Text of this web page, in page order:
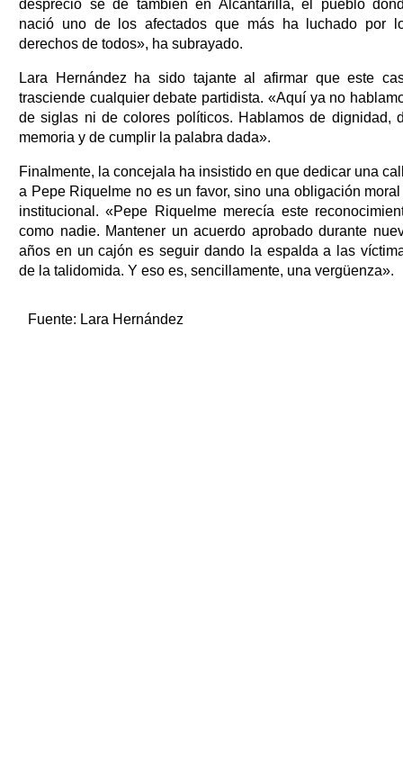
desprecio se dé también en Alcantarilla, el pueblo
nació uno de los afectados que más ha luchado por
derechos de todos», ha subrayado.
Lara Hernández ha sido tajante al afirmar que este
trasciende cualquier debate partidista. «Aquí ya no
de siglas ni de colores políticos. Hablamos de dignidad,
memoria y de cumplir la palabra dada».
Finalmente, la concejala ha insistido en que dedicar una
a Pepe Riquelme no es un favor, sino una obligación
institucional. «Pepe Riquelme merecía este
como nadie. Mantener un acuerdo aprobado durante
años en un cajón es seguir dando la espalda a las
de la talidomida. Y eso es, sencillamente, una vergüenza».
Fuente: Lara Hernández